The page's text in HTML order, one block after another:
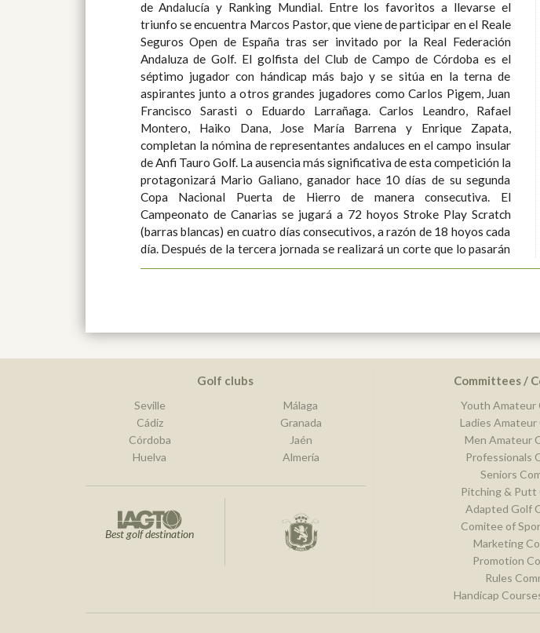
de Andalucía y Ranking Mundial. Entre los favoritos a llevarse el
triunfo se encuentra Marcos Pastor, que viene de participar en el Reale
Seguros Open de España tras ser invitado por la Real Federación
Andaluza de Golf. El golfista del Club de Campo de Córdoba es el
séptimo jugador con hándicap más bajo y se sitúa en la terna de
aspirantes junto a otros grandes jugadores como Carlos Pigem, Juan
Francisco Sarasti o Eduardo Larrañaga. Carlos Leandro, Rafael
Montero, Haiko Dana, Jose María Barrena y Enrique Zapata,
completan la nómina de representantes andaluces en el campo insular
de Anfi Tauro Golf. La ausencia más significativa de esta competición la
protagonizará Mario Galiano, ganador hace 10 días de su segunda
Copa Nacional Puerta de Hierro de manera consecutiva. El
Campeonato de Canarias se jugará a 72 hoyos Stroke Play Scratch
(barras blancas) en cuatro días consecutivos, a razón de 18 hoyos cada
día. Después de la tercera jornada se realizará un corte que lo pasarán
Golf clubs
Seville
Cádiz
Córdoba
Huelva
Málaga
Granada
Jaén
Almería
Best golf destination
Committees /
Youth Amateur
Ladies
Men Amateur
Professionals
Seniors
Pitching & Putt
Adapted Golf
Comitee of
Marketing
Promotion
Rules
Handicap